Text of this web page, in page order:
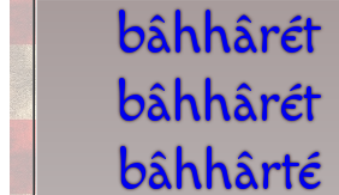
bâhhârét
bâhhârét
bâhhârté